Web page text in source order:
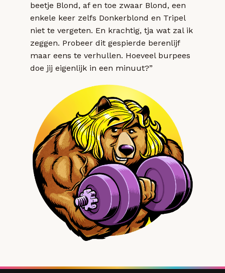
beetje Blond, af en toe zwaar Blond, een
enkele keer zelfs Donkerblond en Tripel
niet te vergeten. En krachtig, tja wat zal ik
zeggen. Probeer dit gespierde berenlijf
maar eens te verhullen. Hoeveel burpees
doe jij eigenlijk in een minuut?”